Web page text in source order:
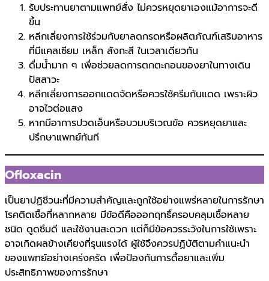
รับประทานยาตามแพทย์สั่ง ไม่ควรหยุดยาเองแม้อาการจะดี
ขึ้น
หลีกเลี่ยงการใช้ร่วมกับยาลดกรดหรือผลิตภัณฑ์เสริมอาหาร
ที่มีแคลเซียม เหล็ก สังกะสี ในเวลาเดียวกัน
ดื่มน้ำมาก ๆ เพื่อช่วยลดการตกตะกอนของยาในทางเดิน
ปัสสาวะ
หลีกเลี่ยงการออกแดดจัดหรือควรใช้ครีมกันแดด เพราะผิว
อาจไวต่อแสง
หากมีอาการปวดเอ็นหรือบวมบริเวณข้อ ควรหยุดยาและ
ปรึกษาแพทย์ทันที
Ofloxacin
เป็นยาปฏิชีวนะที่มีความสำคัญและถูกใช้อย่างแพร่หลายในการรักษา
โรคติดเชื้อที่หลากหลาย มีข้อดีคือออกฤทธิ์ครอบคลุมเชื้อหลาย
ชนิด ดูดซึมดี และใช้งานสะดวก แต่ก็มีข้อควรระวังในการใช้เพราะ
อาจเกิดผลข้างเคียงที่รุนแรงได้ ผู้ใช้จึงควรปฏิบัติตามคำแนะนำ
ของแพทย์อย่างเคร่งครัด เพื่อป้องกันการดื้อยาและเพิ่ม
ประสิทธิภาพของการรักษา